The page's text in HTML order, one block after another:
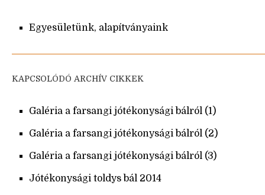
Egyesületünk, alapítványaink
KAPCSOLÓDÓ ARCHÍV CIKKEK
Galéria a farsangi jótékonysági bálról (1)
Galéria a farsangi jótékonysági bálról (2)
Galéria a farsangi jótékonysági bálról (3)
Jótékonysági toldys bál 2014